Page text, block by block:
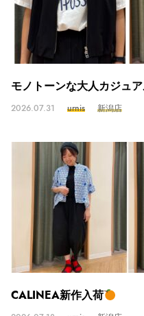
モノトーンな大人カジュア
2026.07.31 urnis 新潟店
CALINEA新作入荷